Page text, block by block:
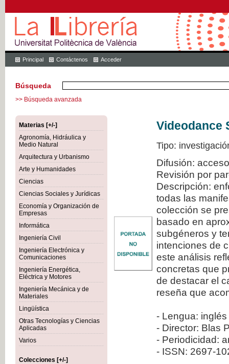
Principal Contáctenos Acceder
Búsqueda
>> Búsqueda avanzada
Materias [+/-]
Agronomía, Hidráulica y
Medio Natural
Arquitectura y Urbanismo
Arte y Humanidades
Ciencias
Ciencias Sociales y Jurídicas
Economía y Organización de
Empresas
Informática
Ingeniería Civil
Ingeniería Electrónica y
Comunicaciones
Ingeniería Energética,
Eléctrica y Motores
Ingeniería Mecánica y de
Materiales
Lingüística
Otras Tecnologías y Ciencias
Aplicadas
Varios
Colecciones [+/-]
Videodance
Tipo:
Difusión:
Revisión por
Descripción:
todas las
colección se
basado en
subgéneros y
intenciones de
este análisis
concretas que
de destacar el
reseña que
- Lengua:
- Director: Blas
- Periodicidad:
- ISSN: 2697-